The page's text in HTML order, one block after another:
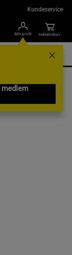
Kundeservice
Min profil
medlem
Indkøbskurv
mænd
L